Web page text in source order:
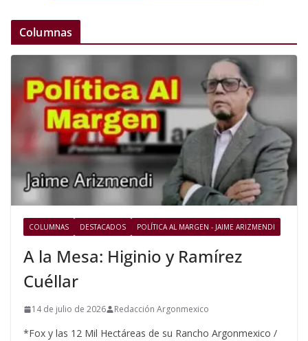
Columnas
COLUMNAS DESTACADOS POLÍTICA AL MARGEN - JAIME ARIZMENDI
A la Mesa: Higinio y Ramírez
Cuéllar
14 de julio de 2026 Redacción Argonmexico
*Fox y las 12 Mil Hectáreas de su Rancho Argonmexico /